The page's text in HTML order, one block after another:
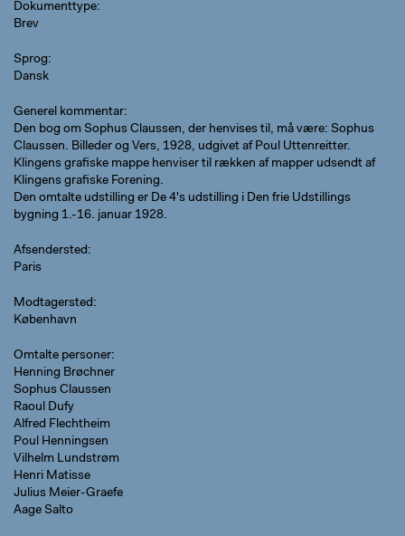
Dokumenttype
Brev
Sprog
Dansk
Generel kommentar
Den bog om Sophus Claussen, der henvises til, må være: Sophus
Claussen. Billeder og Vers, 1928, udgivet af Poul Uttenreitter.
Klingens grafiske mappe henviser til rækken af mapper udsendt af
Klingens grafiske Forening.
Den omtalte udstilling er De 4's udstilling i Den frie Udstillings
bygning 1.-16. januar 1928.
Afsendersted
Paris
Modtagersted
København
Omtalte personer
Henning Brøchner
Sophus Claussen
Raoul Dufy
Alfred Flechtheim
Poul Henningsen
Vilhelm Lundstrøm
Henri Matisse
Julius Meier-Graefe
Aage Salto